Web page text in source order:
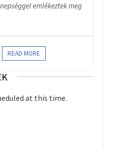
emlékeztek meg
READ MORE
at this time.